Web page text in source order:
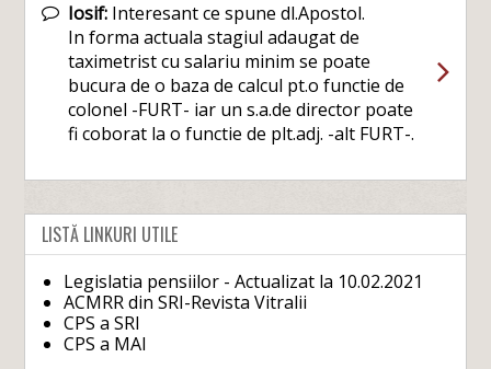
Iosif: Interesant ce spune dl.Apostol.
In forma actuala stagiul adaugat de
taximetrist cu salariu minim se poate
bucura de o baza de calcul pt.o functie de
colonel -FURT- iar un s.a.de director poate
fi coborat la o functie de plt.adj. -alt FURT-.
LISTĂ LINKURI UTILE
Legislatia pensiilor - Actualizat la 10.02.2021
ACMRR din SRI-Revista Vitralii
CPS a SRI
CPS a MAI